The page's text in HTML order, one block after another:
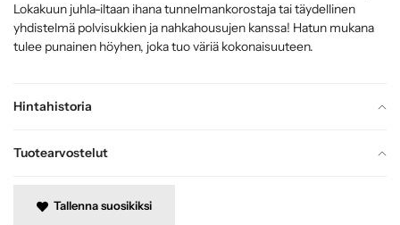
Hintahistoria
Tuotearvostelut
Lokakuun juhla-iltaan ihana tunnelmankorostaja tai täydellinen
yhdistelmä polvisukkien ja nahkahousujen kanssa! Hatun mukana
tulee punainen höyhen, joka tuo väriä kokonaisuuteen.
Tallenna suosikiksi